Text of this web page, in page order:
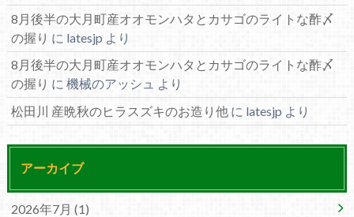
8月後半の大月町産オオモンハタとカサゴのライトな酢〆
の握り に latesjp より
8月後半の大月町産オオモンハタとカサゴのライトな酢〆
の握り に 機械のアッシュ より
松田川 産晩秋のヒラスズキのお造り他に latesjp より
アーカイブ
2026年7月 (1)